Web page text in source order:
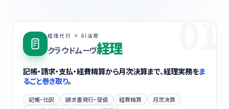
01
経理代行 × AI活用
クラウドムーヴ経理
記帳・請求・支払・経費精算から月次決算まで、経理実務をま
るごと巻き取り。
記帳・仕訳 請求書発行・受領 経費精算
月次決算